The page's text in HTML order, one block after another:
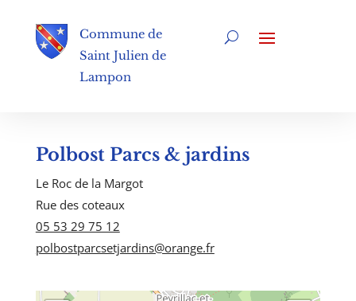
Commune de
Saint Julien de
Lampon
Polbost Parcs & jardins
Le Roc de la Margot
Rue des coteaux
05 53 29 75 12
polbostparcsetjardins@orange.fr